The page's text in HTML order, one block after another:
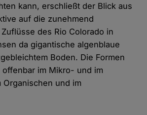
kann, erschließt der Blick aus
auf die zunehmend
des Rio Colorado in
da gigantische algenblaue
Boden. Die Formen
im Mikro- und im
Organischen und im